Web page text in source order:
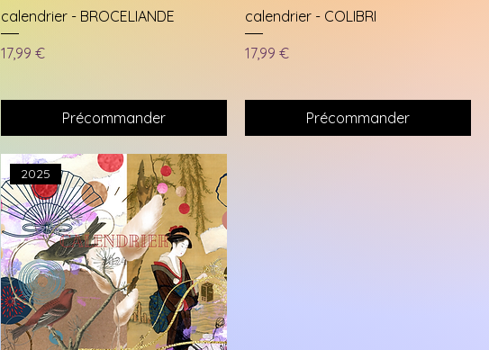
calendrier - BROCELIANDE
Prix
17,99 €
Précommander
calendrier - COLIBRI
Prix
17,99 €
Précommander
2025